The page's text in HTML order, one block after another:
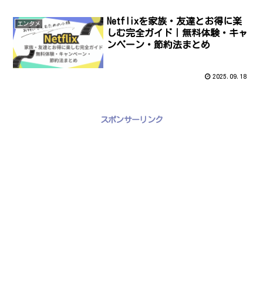
エンタメ
Netflixを家族・友達とお得に楽
しむ完全ガイド｜無料体験・キャ
ンペーン・節約法まとめ
2025.09.18
スポンサーリンク